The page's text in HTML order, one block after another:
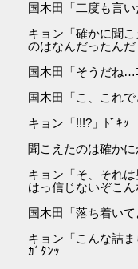
国木田「二度も言
キョン「確かに聞
のはなんだったんだ
国木田「そうだね…
国木田「こ、これ
キョン「!!!?」ﾄﾞｷｯ
聞こえたのは確か
キョン「そ、それ
はっ信じないぞこん
国木田「落ち着いて
キョン「こんな詰
ｶﾞﾀﾝｯ